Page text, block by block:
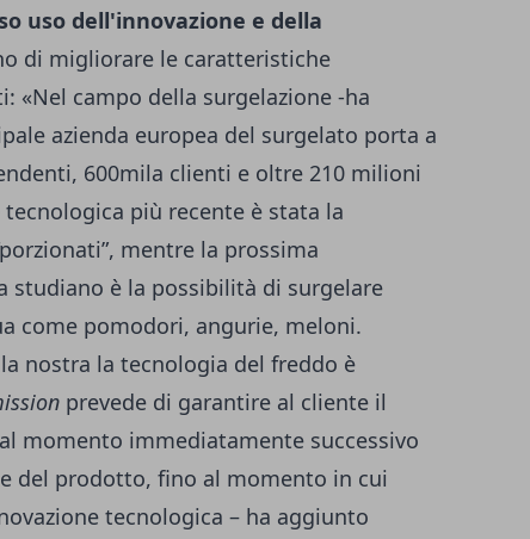
uso dell'innovazione e della
di migliorare le caratteristiche
«Nel campo della surgelazione -ha
azienda europea del surgelato porta a
600mila clienti e oltre 210 milioni
più recente è stata la
mentre la prossima
studiano è la possibilità di surgelare
come pomodori, angurie, meloni.
nostra la tecnologia del freddo è
prevede di garantire al cliente il
momento immediatamente successivo
del prodotto, fino al momento in cui
tecnologica – ha aggiunto